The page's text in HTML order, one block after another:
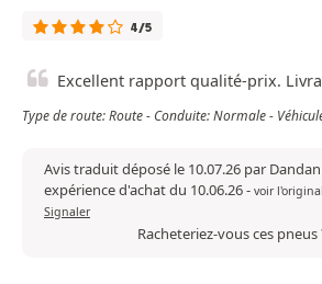
4/5
Excellent rapport qualité-prix.
Type de route: Route - Conduite: Normale -
Avis traduit déposé le 10.07.26 par
expérience d'achat du 10.06.26- voir
Signaler
Racheteriez-vous ces pneus